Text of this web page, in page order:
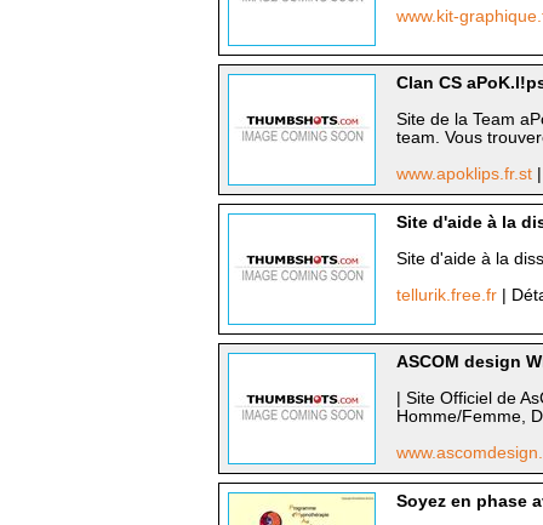
www.kit-
Clan CS
Site de la Team
team. Vous
www.apoklips.fr.st
Site d'aide à la
Site d'aide à la
tellurik.free.fr
|
ASCOM design
| Site Officiel de
Homme/Femme,
Soyez en phase